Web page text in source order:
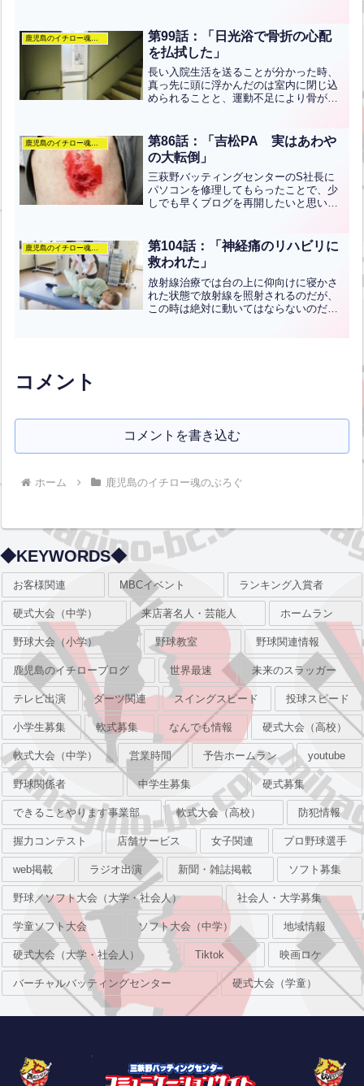
対決相手に選ばれたのが、仕事として高
校球児を指導している理論家...全文はク
リック
第99話：「 日光浴で骨折の心配
を払拭した 」
長い入院生活を送ることが分かった時、
真っ先に頭に浮かんだのは室内に閉じ込
められることと、運動不足により骨がも
の突き当りの窓を開けて上半身を日光浴
させることを続けた。お陰...全文はクリ
ック
鹿児島のイチロー魂のぶろぐ
第86話：「吉松PA 実はあわや
の大転倒」
三萩野バッティングセンターのS社長に
パソコンを修理してもらったことで、少
しでも早くブログを再開したいと思いウ
た。駐車場から車道を横切って歩道に入
るのだが、段差がちょっと...全文はクリ
ック
鹿児島のイチロー魂のぶろぐ
第104話：「神経痛のリハビリに
救われた」
放射線治療では台の上に仰向けに寝かさ
れた状態で放射線を照射されるのだが、
この時は絶対に動いてはならないのだ。
コメント
コメントを書き込む
ホーム 鹿児島のイチロー魂のぶろぐ
◆KEYWORDS◆
お客様関連 MBCイベント ランキング入賞者
硬式大会（中学） 来店著名人・芸能人 ホームラン
野球大会（小学） 野球教室 野球関連情報
鹿児島のイチローブログ 世界最速 未来のスラッガー
テレビ出演 ダーツ関連 スイングスピード 投球スピード
小学生募集 軟式募集 なんでも情報 硬式大会（高校）
軟式大会（中学） 営業時間 予告ホームラン youtube
野球関係者 中学生募集 硬式募集
できることやります事業部 軟式大会（高校） 防犯情報
握力コンテスト 店舗サービス 女子関連 プロ野球選手
web掲載 ラジオ出演 新聞・雑誌掲載 ソフト募集
野球／ソフト大会（大学・社会人） 社会人・大学募集
学童ソフト大会 ソフト大会（中学） 地域情報
硬式大会（大学・社会人） Tiktok 映画ロケ
バーチャルバッティングセンター 硬式大会（学童）